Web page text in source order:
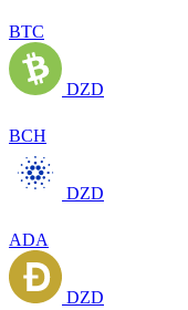
BTC
DZD
BCH
DZD
ADA
DZD